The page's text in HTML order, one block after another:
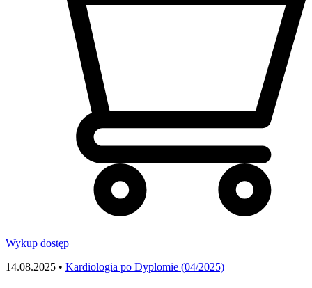
Wykup dostęp
14.08.2025 • Kardiologia po Dyplomie (04/2025)